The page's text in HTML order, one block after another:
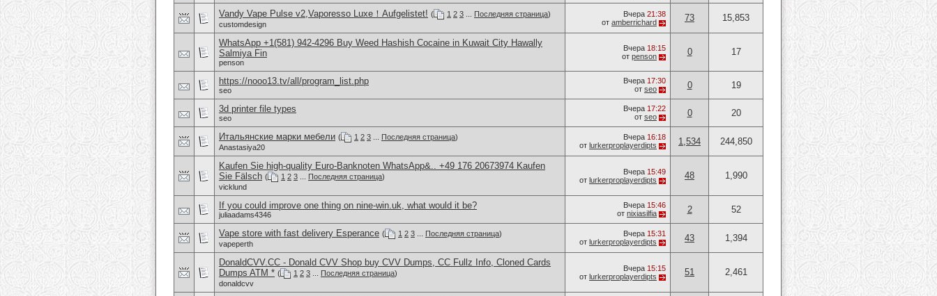
Vandy Vape Pulse v2,Vaporesso Luxe！Aufgelistet! ( 1 2 3 Последняя страница)
customdesign
Вчера 21:38
от amberrichard 73 15,853
WhatsApp +1(581) 942-4296 Buy Weed Hashish Cocaine in Kuwait City Hawally
Salmiya Fin
penson
Вчера 18:15
от penson 0 17
https://nooo13.tv/all/program_list.php
seo
Вчера 17:30
от seo 0 19
3d printer file types
seo
Вчера 17:22
от seo 0 20
Итальянские марки мебели ( 1 2 3 Последняя страница)
Anastasiya20
Вчера 16:18
от lurkerproplayerdipts 1,534 244,850
Kaufen Sie high-quality Euro-Banknoten WhatsApp&.. +49 176 20673974 Kaufen
Sie Fälsch ( 1 2 3 Последняя страница)
vicklund
Вчера 15:49
от lurkerproplayerdipts 48 1,990
If you could improve one thing on nine-win.uk, what would it be?
juliaadams4346
Вчера 15:46
от nixiasilfia 2 52
Vape store with fast delivery Esperance ( 1 2 3 Последняя страница)
vapeperth
Вчера 15:31
от lurkerproplayerdipts 43 1,394
DonaldCVV.CC - Donald CVV Shop buy CVV Dumps, CC Fullz Info, Cloned Cards
Dumps ATM * ( 1 2 3 Последняя страница)
donaldcvv
Вчера 15:15
от lurkerproplayerdipts 51 2,461